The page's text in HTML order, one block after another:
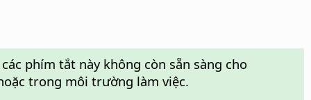
phím tắt này không còn sẵn sàng cho
trong môi trường làm việc.